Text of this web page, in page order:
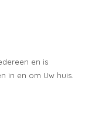
en is
in en om Uw huis.